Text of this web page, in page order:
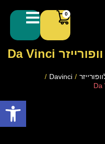
0
ערכת ניקוי לוופורייזר וופורייזר Da Vinci
/
Davinci
/
פתח